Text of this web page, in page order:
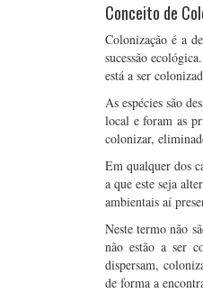
Conceito de
Colonização é a
sucessão
está a ser
As espécies são
local e foram as
colonizar,
Em qualquer dos
a que este seja
ambientais aí
Neste termo não
não estão a ser
dispersam,
de forma a